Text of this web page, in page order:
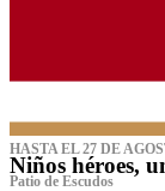
HASTA EL 27 DE
Niños héroes,
Patio de Escudos